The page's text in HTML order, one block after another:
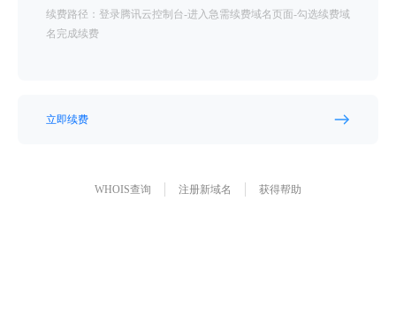
续费路径：登录腾讯云控制台-进入急需续费域名页面-勾选续费域
名完成续费
立即续费
WHOIS查询 注册新域名 获得帮助